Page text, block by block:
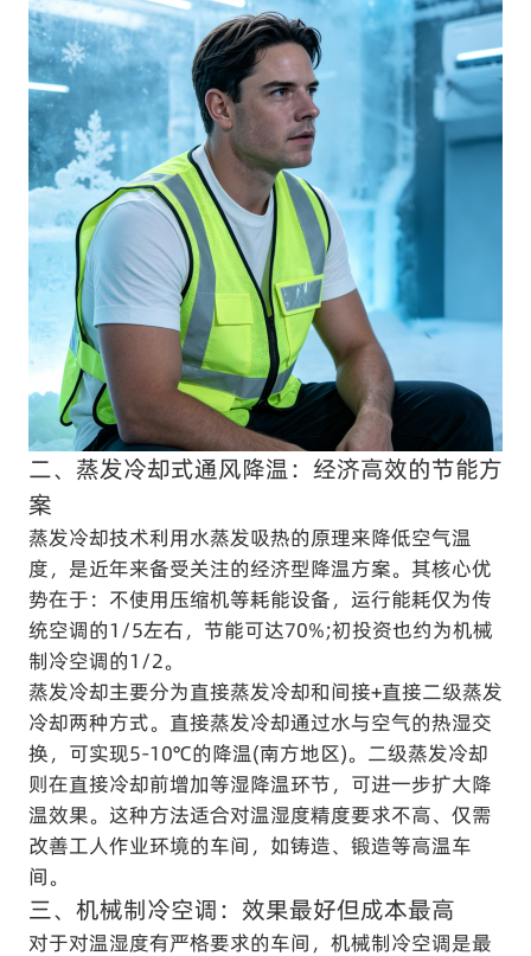
二、蒸发冷却式通风降温：经济高效的节能方
案
蒸发冷却技术利用水蒸发吸热的原理来降低空气温
度，是近年来备受关注的经济型降温方案。其核心优
势在于：不使用压缩机等耗能设备，运行能耗仅为传
统空调的1/5左右，节能可达70%;初投资也约为机械
制冷空调的1/2。
蒸发冷却主要分为直接蒸发冷却和间接+直接二级蒸发
冷却两种方式。直接蒸发冷却通过水与空气的热湿交
换，可实现5-10℃的降温(南方地区)。二级蒸发冷却
则在直接冷却前增加等湿降温环节，可进一步扩大降
温效果。这种方法适合对温湿度精度要求不高、仅需
改善工人作业环境的车间，如铸造、锻造等高温车
间。
三、机械制冷空调：效果最好但成本最高
对于对温湿度有严格要求的车间，机械制冷空调是最